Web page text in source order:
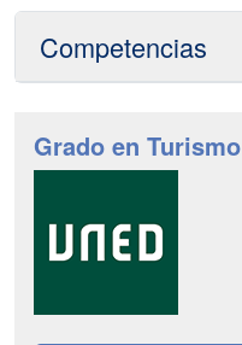
Competencias
Grado en Turismo